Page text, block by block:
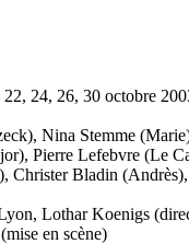
24, 26, 30 octobre
Nina Stemme
Pierre Lefebvre (Le
Christer Bladin
Lothar Koenigs
en scène)